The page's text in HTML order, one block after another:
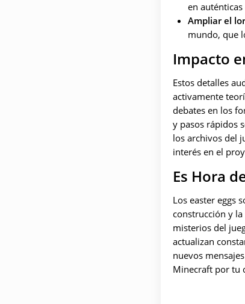
en
Ampliar el
mundo, que
Impacto
Estos detalles
activamente
debates en los
y pasos rápidos
los archivos del
interés en el
Es Hora
Los easter eggs
construcción y
misterios del
actualizan
nuevos
Minecraft por tu